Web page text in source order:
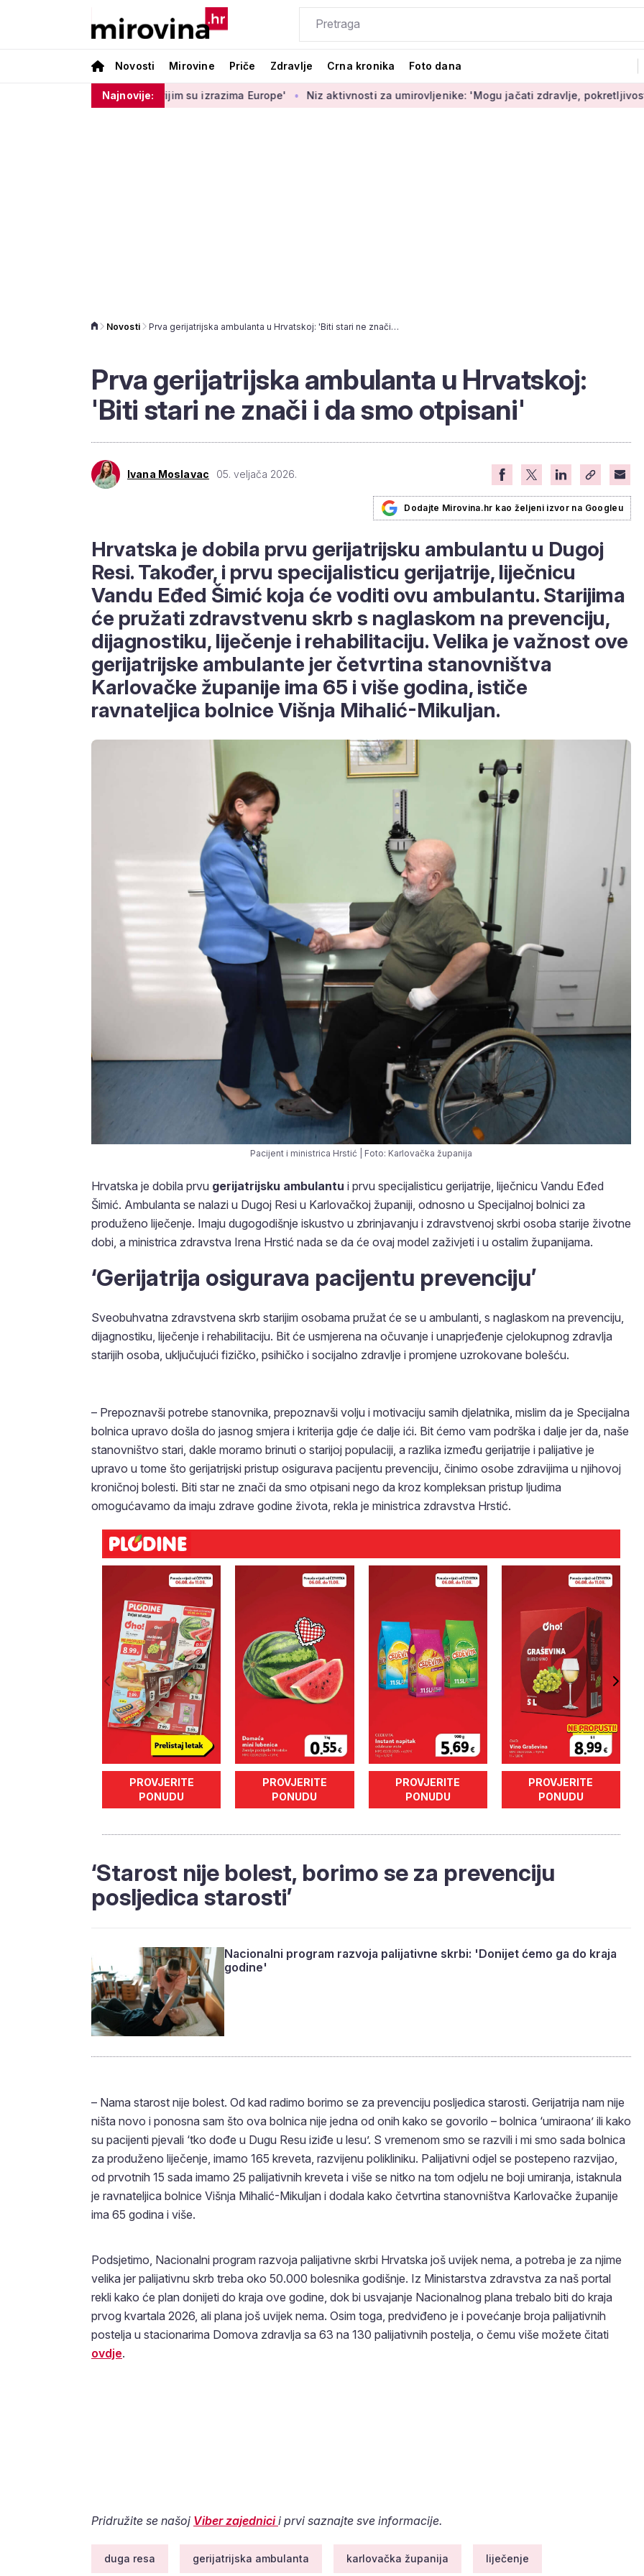
Novosti Mirovine Priče Zdravlje Crna kronika Foto dana
Najnovije:
'Među najopipljivijim su izrazima Europe' Niz aktivnosti za umirovljenike: 'Mogu jačati zdravlje, pokretljivost i kvalitetu
Novosti Prva gerijatrijska ambulanta u Hrvatskoj: 'Biti stari ne znači i da smo otpisani'
Prva gerijatrijska ambulanta u Hrvatskoj:
'Biti stari ne znači i da smo otpisani'
Ivana Moslavac 05. veljača 2026.
Dodajte Mirovina.hr kao željeni izvor na Googleu
Hrvatska je dobila prvu gerijatrijsku ambulantu u Dugoj
Resi. Također, i prvu specijalisticu gerijatrije, liječnicu
Vandu Eđed Šimić koja će voditi ovu ambulantu. Starijima
će pružati zdravstvenu skrb s naglaskom na prevenciju,
dijagnostiku, liječenje i rehabilitaciju. Velika je važnost ove
gerijatrijske ambulante jer četvrtina stanovništva
Karlovačke županije ima 65 i više godina, ističe
ravnateljica bolnice Višnja Mihalić-Mikuljan.
Pacijent i ministrica Hrstić | Foto: Karlovačka županija
Hrvatska je dobila prvu gerijatrijsku ambulantu i prvu specijalisticu gerijatrije, liječnicu Vandu Eđed
Šimić. Ambulanta se nalazi u Dugoj Resi u Karlovačkoj županiji, odnosno u Specijalnoj bolnici za
produženo liječenje. Imaju dugogodišnje iskustvo u zbrinjavanju i zdravstvenoj skrbi osoba starije životne
dobi, a ministrica zdravstva Irena Hrstić nada se da će ovaj model zaživjeti i u ostalim županijama.
‘Gerijatrija osigurava pacijentu prevenciju’
Sveobuhvatna zdravstvena skrb starijim osobama pružat će se u ambulanti, s naglaskom na prevenciju,
dijagnostiku, liječenje i rehabilitaciju. Bit će usmjerena na očuvanje i unaprjeđenje cjelokupnog zdravlja
starijih osoba, uključujući fizičko, psihičko i socijalno zdravlje i promjene uzrokovane bolešću.
– Prepoznavši potrebe stanovnika, prepoznavši volju i motivaciju samih djelatnika, mislim da je Specijalna
bolnica upravo došla do jasnog smjera i kriterija gdje će dalje ići. Bit ćemo vam podrška i dalje jer da, naše
stanovništvo stari, dakle moramo brinuti o starijoj populaciji, a razlika između gerijatrije i palijative je
upravo u tome što gerijatrijski pristup osigurava pacijentu prevenciju, činimo osobe zdravijima u njihovoj
kroničnoj bolesti. Biti star ne znači da smo otpisani nego da kroz kompleksan pristup ljudima
omogućavamo da imaju zdrave godine života, rekla je ministrica zdravstva Hrstić.
PROVJERITE
PONUDU
PROVJERITE
PONUDU
PROVJERITE
PONUDU
PROVJERITE
PONUDU
‘Starost nije bolest, borimo se za prevenciju
posljedica starosti’
Nacionalni program razvoja palijativne skrbi: 'Donijet ćemo ga do kraja
godine'
– Nama starost nije bolest. Od kad radimo borimo se za prevenciju posljedica starosti. Gerijatrija nam nije
ništa novo i ponosna sam što ova bolnica nije jedna od onih kako se govorilo – bolnica ‘umiraona’ ili kako
su pacijenti pjevali ‘tko dođe u Dugu Resu iziđe u lesu’. S vremenom smo se razvili i mi smo sada bolnica
za produženo liječenje, imamo 165 kreveta, razvijenu polikliniku. Palijativni odjel se postepeno razvijao,
od prvotnih 15 sada imamo 25 palijativnih kreveta i više se nitko na tom odjelu ne boji umiranja, istaknula
je ravnateljica bolnice Višnja Mihalić-Mikuljan i dodala kako četvrtina stanovništva Karlovačke županije
ima 65 godina i više.
Podsjetimo, Nacionalni program razvoja palijativne skrbi Hrvatska još uvijek nema, a potreba je za njime
velika jer palijativnu skrb treba oko 50.000 bolesnika godišnje. Iz Ministarstva zdravstva za naš portal
rekli kako će plan donijeti do kraja ove godine, dok bi usvajanje Nacionalnog plana trebalo biti do kraja
prvog kvartala 2026, ali plana još uvijek nema. Osim toga, predviđeno je i povećanje broja palijativnih
postelja u stacionarima Domova zdravlja sa 63 na 130 palijativnih postelja, o čemu više možete čitati
ovdje.
Pridružite se našoj Viber zajednicii prvi saznajte sve informacije.
duga resa gerijatrijska ambulanta karlovačka županija liječenje